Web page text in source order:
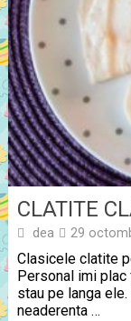
CLATITE
dea 29
Clasicele clatite
Personal imi
stau pe langa
neaderenta …